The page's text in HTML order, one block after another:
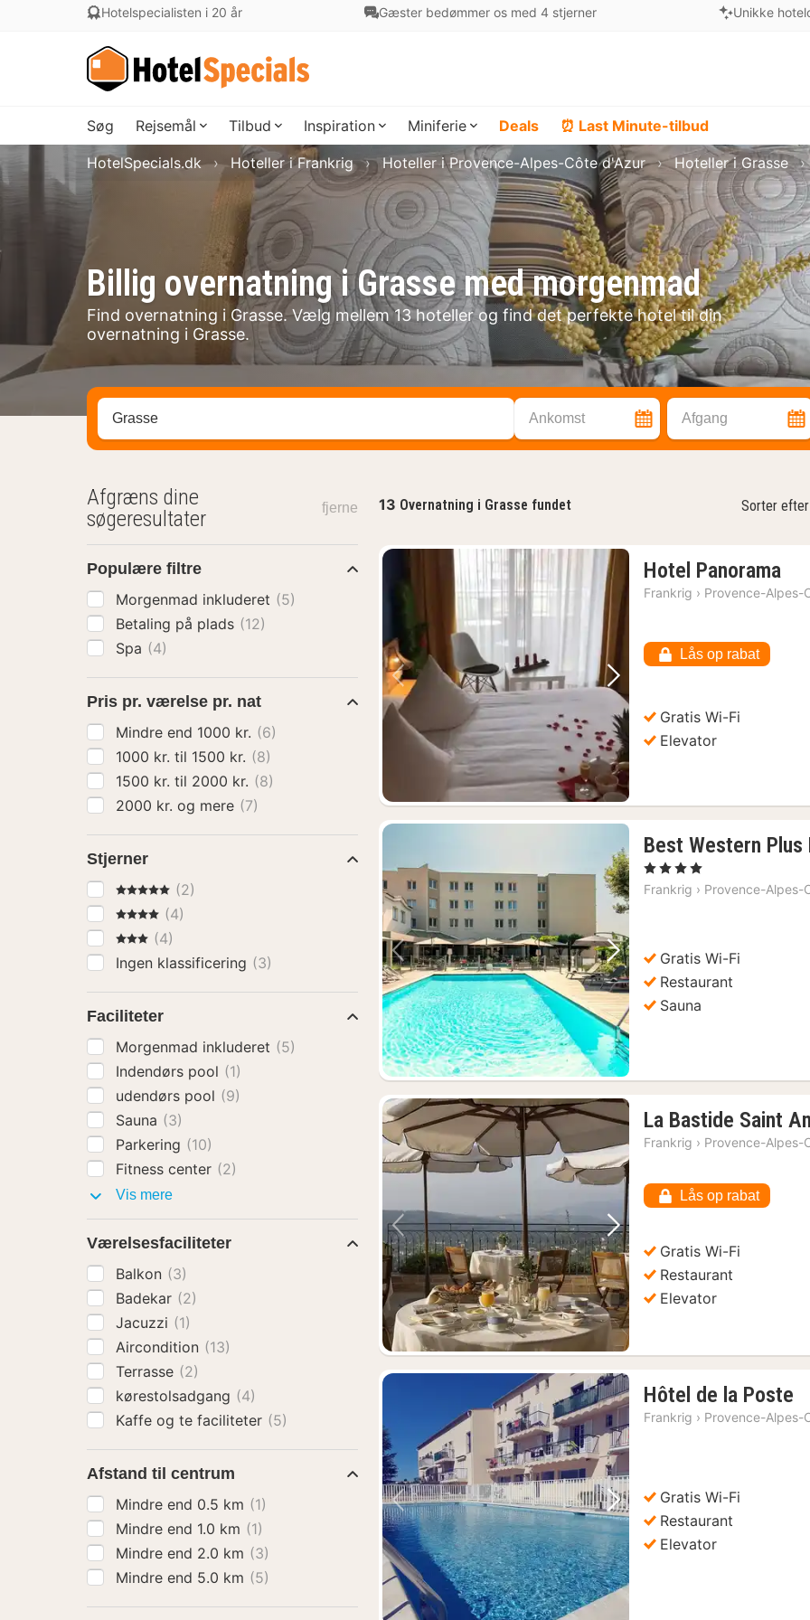
Hotelspecialisten i 20 år Gæster bedømmer os med 4 stjerner Unikke
Søg Rejsemål Tilbud Inspiration Miniferie Deals ⏰ Last Minute-tilbud
Billig overnatning i Grasse med morgenmad
Find overnatning i Grasse. Vælg mellem 13 hoteller og find det perfekte hotel til din
overnatning i Grasse.
HotelSpecials.dk Hoteller i Frankrig Hoteller i Provence-Alpes-Côte d'Azur Hoteller i Grasse
Søg efter destination ... Ankomst Afgang
13 Overnatning i Grasse fundet Sorter efter
Forrige billede Næste billede
Hotel Panorama
nat
Frankrig › Provence-Alpes-
Lås op rabat
Gratis Wi-Fi
Elevator
Forrige billede Næste billede
Best Western
, 4 Stjerner
Frankrig › Provence-Alpes-
Gratis Wi-Fi
Restaurant
Sauna
Forrige billede Næste billede
La Bastide Saint
Frankrig › Provence-Alpes-
Lås op rabat
Gratis Wi-Fi
Restaurant
Elevator
Forrige billede Næste billede
Hôtel de la Poste
Frankrig › Provence-Alpes-
Gratis Wi-Fi
Restaurant
Elevator
Afgræns dine
søgeresultater
fjerne
Populære filtre
Morgenmad inkluderet (5)
Betaling på plads (12)
Spa (4)
Pris pr. værelse pr. nat
Mindre end 1000 kr. (6)
1000 kr. til 1500 kr. (8)
1500 kr. til 2000 kr. (8)
2000 kr. og mere (7)
Stjerner
5 Stjerner(2)
4 Stjerner
(4)
3 Stjerner
(4)
Ingen klassificering (3)
Faciliteter
Morgenmad inkluderet (5)
Indendørs pool (1)
udendørs pool (9)
Sauna (3)
Parkering (10)
Fitness center (2)
Vis mereFaciliteter
Værelsesfaciliteter
Balkon (3)
Badekar (2)
Jacuzzi (1)
Aircondition (13)
Terrasse (2)
kørestolsadgang (4)
Kaffe og te faciliteter (5)
Afstand til centrum
Mindre end 0.5 km (1)
Mindre end 1.0 km (1)
Mindre end 2.0 km (3)
Mindre end 5.0 km (5)